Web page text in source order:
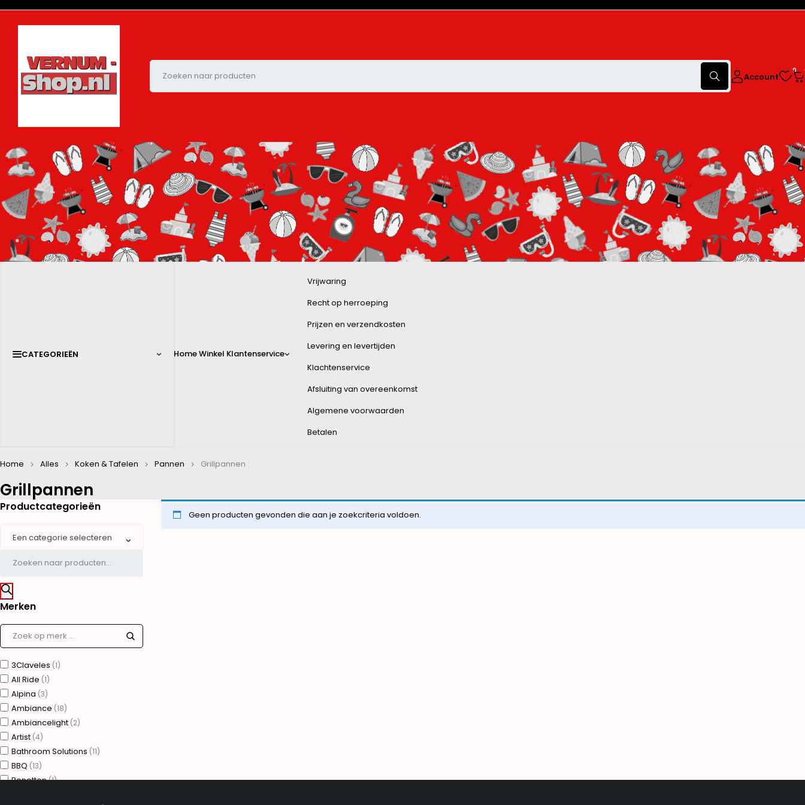
Account
0
CATEGORIEËN HomeWinkel Klantenservice
Vrijwaring
Recht op herroeping
Prijzen en verzendkosten
Levering en levertijden
Klachtenservice
Afsluiting van overeenkomst
Algemene voorwaarden
Betalen
Grillpannen
Home Alles Koken & Tafelen Pannen Grillpannen
Productcategorieën
Een categorie selecteren
Merken
3Claveles (1)
All Ride (1)
Alpina (3)
Ambiance (18)
Ambiancelight (2)
Artist (4)
Bathroom Solutions (11)
BBQ (13)
Benetton(1)
Geen producten gevonden die aan je zoekcriteria voldoen.